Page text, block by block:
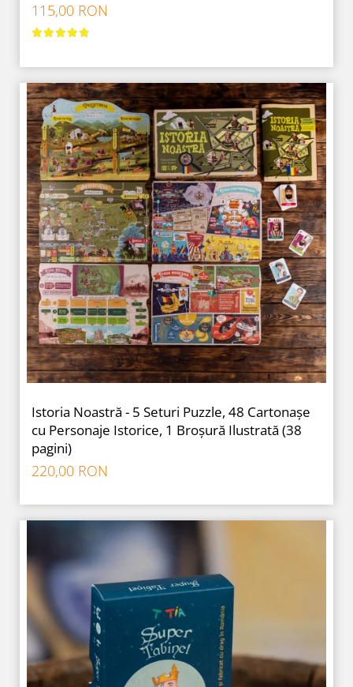
115,00 RON
Istoria Noastră - 5 Seturi Puzzle, 48 Cartonașe
cu Personaje Istorice, 1 Broșură Ilustrată (38
pagini)
220,00 RON